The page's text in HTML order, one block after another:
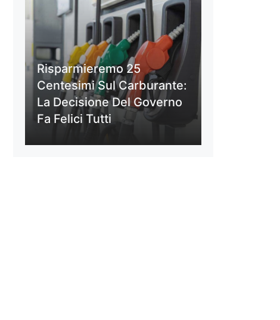
Risparmieremo 25
Centesimi Sul Carburante:
La Decisione Del Governo
Fa Felici Tutti